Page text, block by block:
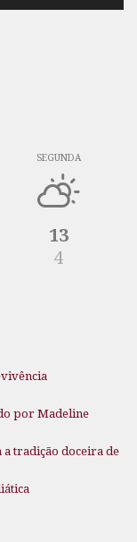
SEGUNDA
13
4
por Madeline
a tradição doceira de